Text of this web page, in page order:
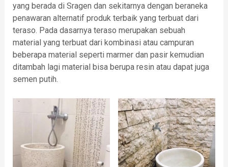
yang berada di Sragen dan sekitarnya dengan beraneka
penawaran alternatif produk terbaik yang terbuat dari
teraso. Pada dasarnya teraso merupakan sebuah
material yang terbuat dari kombinasi atau campuran
beberapa material seperti marmer dan pasir kemudian
ditambah lagi material bisa berupa resin atau dapat juga
semen putih.